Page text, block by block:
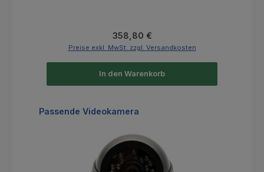
Regulärer Preis:
358,80 €
Preise exkl. MwSt. zzgl. Versandkosten
In den Warenkorb
Produktgalerie überspringen
Passende Videokamera